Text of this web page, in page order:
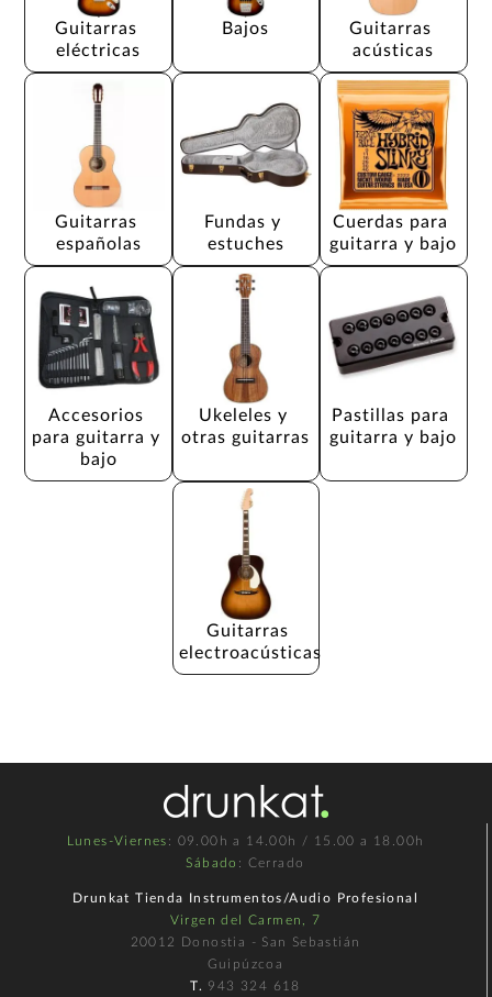
Guitarras
eléctricas
Bajos
Guitarras
acústicas
Guitarras
españolas
Fundas y
estuches
Cuerdas para
guitarra y bajo
Accesorios
para guitarra y
bajo
Ukeleles y
otras guitarras
Pastillas para
guitarra y bajo
Guitarras
electroacústicas
Lunes-Viernes : 09.00h a 14.00h / 15.00 a 18.00h
Sábado : Cerrado
Drunkat Tienda Instrumentos/Audio Profesional
Virgen del Carmen, 7
20012 Donostia - San Sebastián
Guipúzcoa
T. 943 324 618